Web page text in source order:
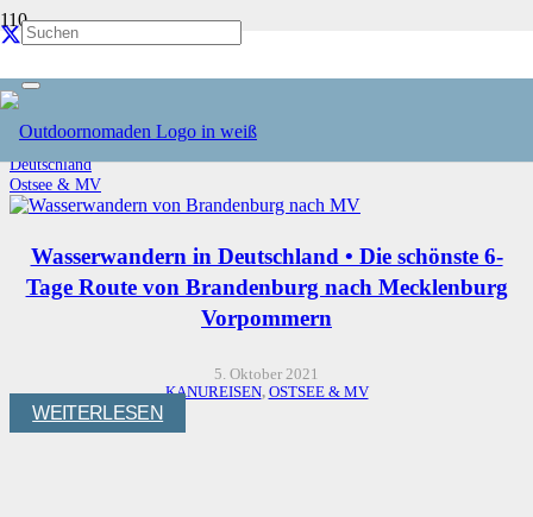
Start
Reiseziele
Deutschland
Ostsee & MV
Wasserwandern in Deutschland • Die schönste 6-
Tage Route von Brandenburg nach Mecklenburg
Vorpommern
5. Oktober 2021
KANUREISEN, OSTSEE & MV
WEITERLESEN